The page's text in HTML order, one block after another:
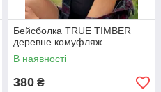
Бейсболка TRUE TIMBER
деревне комуфляж
В наявності
380 ₴